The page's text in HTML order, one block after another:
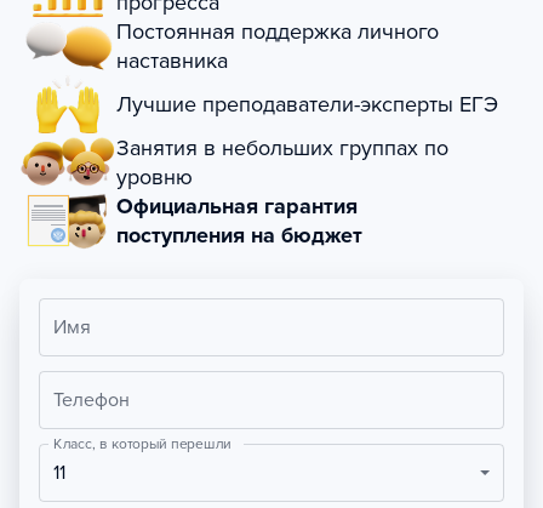
Постоянная поддержка личного
наставника
Лучшие преподаватели-эксперты ЕГЭ
Занятия в небольших группах по
уровню
Официальная гарантия
поступления на бюджет
Имя
Телефон
Класс, в который перешли
11